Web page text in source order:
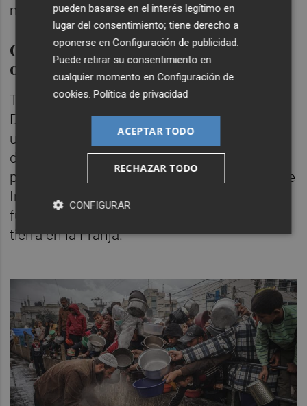
mandatario.
Gallant defiende "profundizar la
operación en Gaza"
También este domingo el ministro de
Defensa israelí,Yoav Gallant, ha defendido
una "profundización" de la guerra en Gaza
durante una comparecencia en la que ha
presentado ante los asistentes el material de
Inteligencia de Hamás incautado por las
fuerzas israelíes durante su operación por
tierra en la Franja.
pueden basarse en el interés legítimo en
lugar del consentimiento; tiene derecho a
oponerse enConfiguración de publicidad
Puede retirar su consentimiento en
cualquier momento enConfiguración de
cookies .Política de privacidad
ACEPTAR TODO
RECHAZAR TODO
CONFIGURAR